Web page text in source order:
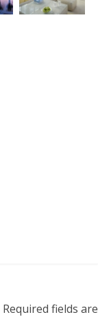
Required fields are